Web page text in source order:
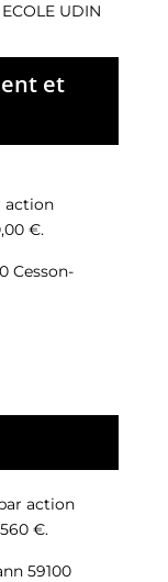
UDIN
et
action
€.
Cesson-
action
€.
59100